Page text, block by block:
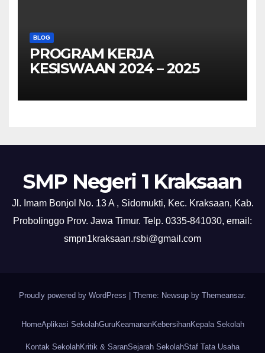
BLOG
PROGRAM KERJA
KESISWAAN 2024 – 2025
SMP Negeri 1 Kraksaan
Jl. Imam Bonjol No. 13 A , Sidomukti, Kec. Kraksaan, Kab.
Probolinggo Prov. Jawa Timur. Telp. 0335-841030, email:
smpn1kraksaan.rsbi@gmail.com
Proudly powered by WordPress Theme: Newsup by Themeansar.
HomeAplikasi SekolahGuruKeamananKebersihanKepala Sekolah
Kontak SekolahKritik & SaranSejarah SekolahStaf Tata Usaha